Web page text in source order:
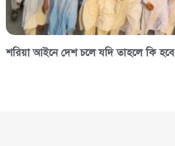
শরিয়া আইনে দেশ চলে যদি তাহলে কি হবে